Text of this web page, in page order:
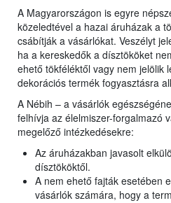
A Magyarországon is egyre
közeledtével a hazai áruházak a
csábítják a vásárlókat. Veszélyt
ha a kereskedők a dísztököket
ehető tökféléktől vagy nem jelölik
dekorációs termék fogyasztásra
A Nébih – a vásárlók
felhívja az élelmiszer-forgalmazó
megelőző intézkedésekre:
Az áruházakban javasolt
dísztököktől.
A nem ehető fajták esetében
vásárlók számára, hogy a